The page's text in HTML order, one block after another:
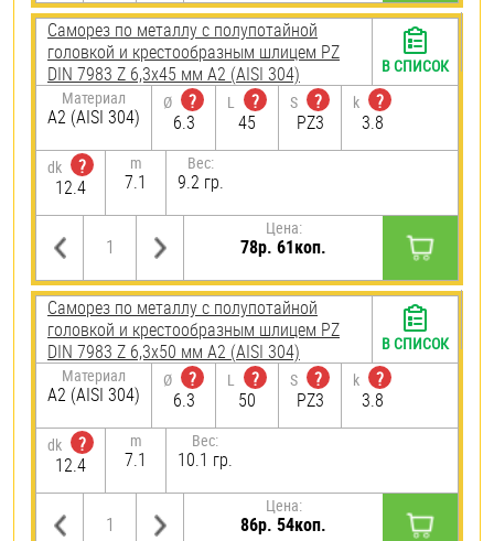
Саморез по металлу с полупотайной
головкой и крестообразным шлицем PZ
DIN 7983 Z 6,3х45 мм А2 (AISI 304)
Материал
А2 (AISI 304)
Ø
?
6.3
L
?
45
S
?
PZ3
k
?
3.8
dk
?
12.4
m
7.1
Вес:
9.2 гр.
Цена:
78р. 61коп.
В СПИСОК
Саморез по металлу с полупотайной
головкой и крестообразным шлицем PZ
DIN 7983 Z 6,3х50 мм А2 (AISI 304)
Материал
А2 (AISI 304)
Ø
?
6.3
L
?
50
S
?
PZ3
k
?
3.8
dk
?
12.4
m
7.1
Вес:
10.1 гр.
Цена:
86р. 54коп.
В СПИСОК